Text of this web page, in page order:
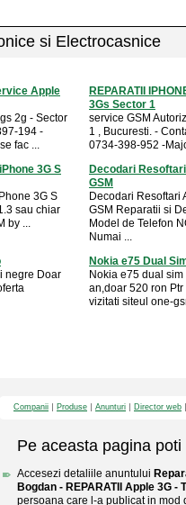
si Electrocasnice
Apple
2g - Sector
194 -
fac ...
REPARATII
3Gs Sector 1
service GSM
1 , Bucuresti. -
0734-398-952 -
3G S
3G S
sau chiar
by ...
Decodari
GSM
Decodari Resoftari
GSM Reparatii si
Model de Telefon
Numai ...
negre Doar
Nokia e75 Dual
Nokia e75 dual
an,doar 520 ron
vizitati siteul one-
Companii Produse Anunturi Director web
Pe aceasta pagina poti
Accesezi detaliile anuntului
Bogdan - REPARATII Apple 3G -
persoana care l-a publicat in mod